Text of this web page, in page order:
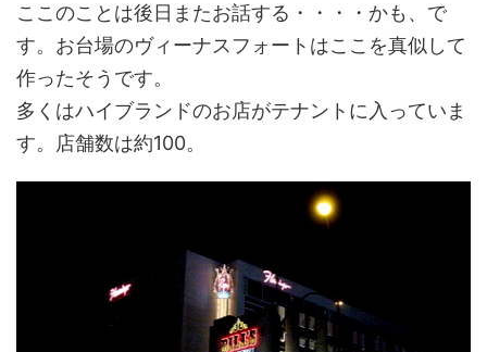
ここのことは後日またお話する・・・・かも、で
す。お台場のヴィーナスフォートはここを真似して
作ったそうです。
多くはハイブランドのお店がテナントに入っていま
す。店舗数は約100。